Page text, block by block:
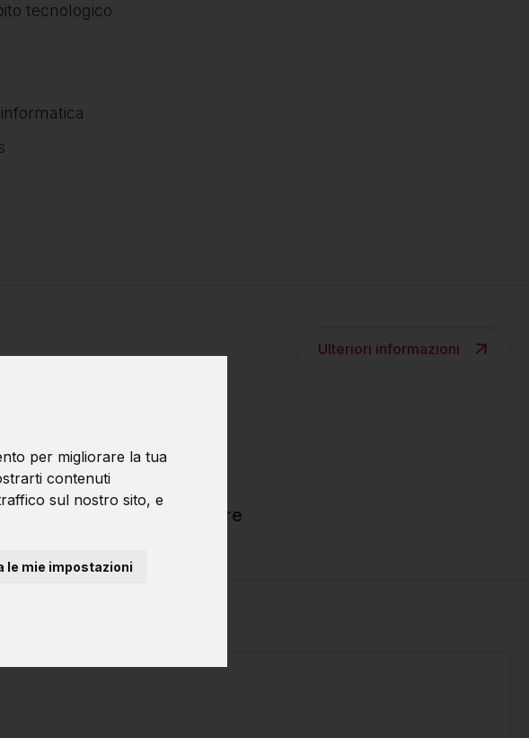
per migliorare la tua
contenuti
sul nostro sito, e
le mie impostazioni
tecnologico
Ulteriori informazioni
di algoritmi
Pratiche di sviluppo software